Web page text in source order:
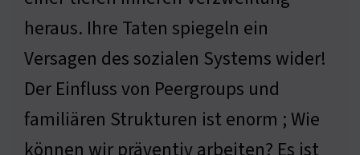
heraus. Ihre Taten spiegeln ein
Versagen des sozialen Systems wider!
Der Einfluss von Peergroups und
familiären Strukturen ist enorm ; Wie